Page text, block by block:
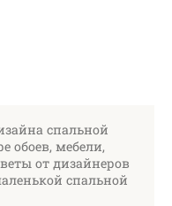
спальной
обоев, мебели,
от дизайнеров
спальной